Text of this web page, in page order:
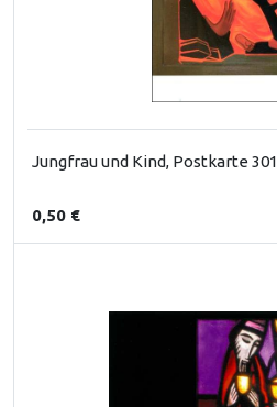
Jungfrau und Kind, Postkarte 301
0,50 €